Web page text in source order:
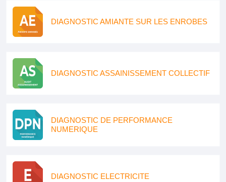
DIAGNOSTIC AMIANTE SUR LES ENROBES
DIAGNOSTIC ASSAINISSEMENT COLLECTIF
DIAGNOSTIC DE PERFORMANCE
NUMERIQUE
DIAGNOSTIC ELECTRICITE